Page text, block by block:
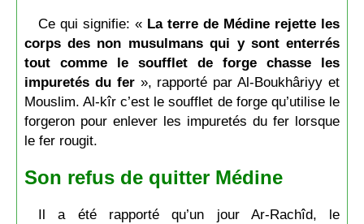
Ce qui signifie: « La terre de Médine rejette les
corps des non musulmans qui y sont enterrés
tout comme le soufflet de forge chasse les
impuretés du fer », rapporté par Al-Boukhâriyy et
Mouslim. Al-kîr c’est le soufflet de forge qu’utilise le
forgeron pour enlever les impuretés du fer lorsque
le fer rougit.
Son refus de quitter Médine
Il a été rapporté qu’un jour Ar-Rachîd, le